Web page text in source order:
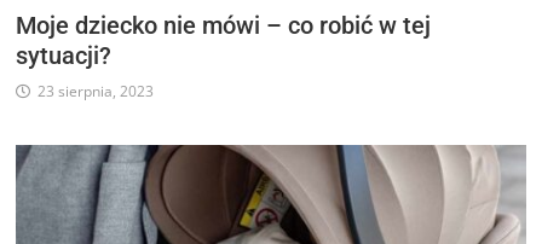
Moje dziecko nie mówi – co robić w tej
sytuacji?
23 sierpnia, 2023